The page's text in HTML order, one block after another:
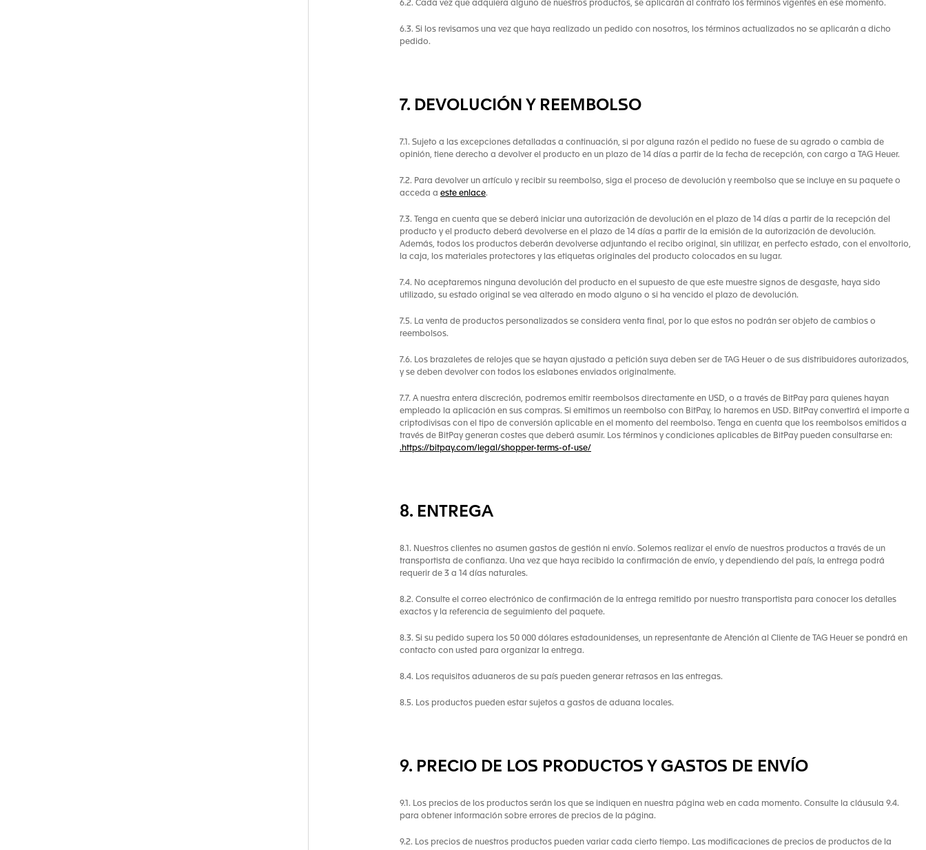
6.2. Cada vez que adquiera alguno de nuestros productos, se aplicarán al contrato los términos vigentes en ese momento.
6.3. Si los revisamos una vez que haya realizado un pedido con nosotros, los términos actualizados no se aplicarán a dicho
pedido.
7. DEVOLUCIÓN Y REEMBOLSO
7.1. Sujeto a las excepciones detalladas a continuación, si por alguna razón el pedido no fuese de su agrado o cambia de
opinión, tiene derecho a devolver el producto en un plazo de 14 días a partir de la fecha de recepción, con cargo a TAG Heuer.
7.2. Para devolver un artículo y recibir su reembolso, siga el proceso de devolución y reembolso que se incluye en su paquete o
acceda a este enlace.
7.3. Tenga en cuenta que se deberá iniciar una autorización de devolución en el plazo de 14 días a partir de la recepción del
producto y el producto deberá devolverse en el plazo de 14 días a partir de la emisión de la autorización de devolución.
Además, todos los productos deberán devolverse adjuntando el recibo original, sin utilizar, en perfecto estado, con el envoltorio,
la caja, los materiales protectores y las etiquetas originales del producto colocados en su lugar.
7.4. No aceptaremos ninguna devolución del producto en el supuesto de que este muestre signos de desgaste, haya sido
utilizado, su estado original se vea alterado en modo alguno o si ha vencido el plazo de devolución.
7.5. La venta de productos personalizados se considera venta final, por lo que estos no podrán ser objeto de cambios o
reembolsos.
7.6. Los brazaletes de relojes que se hayan ajustado a petición suya deben ser de TAG Heuer o de sus distribuidores autorizados,
y se deben devolver con todos los eslabones enviados originalmente.
7.7. A nuestra entera discreción, podremos emitir reembolsos directamente en USD, o a través de BitPay para quienes hayan
empleado la aplicación en sus compras. Si emitimos un reembolso con BitPay, lo haremos en USD. BitPay convertirá el importe a
criptodivisas con el tipo de conversión aplicable en el momento del reembolso. Tenga en cuenta que los reembolsos emitidos a
través de BitPay generan costes que deberá asumir. Los términos y condiciones aplicables de BitPay pueden consultarse en:
.https://bitpay.com/legal/shopper-terms-of-use/
8. ENTREGA
8.1. Nuestros clientes no asumen gastos de gestión ni envío. Solemos realizar el envío de nuestros productos a través de un
transportista de confianza. Una vez que haya recibido la confirmación de envío, y dependiendo del país, la entrega podrá
requerir de 3 a 14 días naturales.
8.2. Consulte el correo electrónico de confirmación de la entrega remitido por nuestro transportista para conocer los detalles
exactos y la referencia de seguimiento del paquete.
8.3. Si su pedido supera los 50 000 dólares estadounidenses, un representante de Atención al Cliente de TAG Heuer se pondrá en
contacto con usted para organizar la entrega.
8.4. Los requisitos aduaneros de su país pueden generar retrasos en las entregas.
8.5. Los productos pueden estar sujetos a gastos de aduana locales.
9. PRECIO DE LOS PRODUCTOS Y GASTOS DE ENVÍO
9.1. Los precios de los productos serán los que se indiquen en nuestra página web en cada momento. Consulte la cláusula 9.4.
para obtener información sobre errores de precios de la página.
9.2. Los precios de nuestros productos pueden variar cada cierto tiempo. Las modificaciones de precios de productos de la